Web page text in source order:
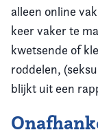
alleen online
keer vaker te
kwetsende of
roddelen,
blijkt uit een